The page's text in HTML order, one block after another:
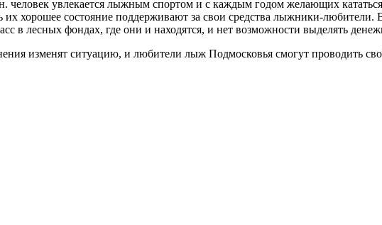
человек увлекается лыжным спортом и с каждым годом желающих
их хорошее состояние поддерживают за свои средства лыжники-любители.
в лесных фондах, где они и находятся, и нет возможности выделять
изменят ситуацию, и любители лыж Подмосковья смогут проводить